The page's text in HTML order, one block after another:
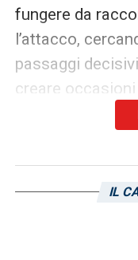
fungere da
l’attacco,
passaggi
creare occasioni
Con il debutto di
IL